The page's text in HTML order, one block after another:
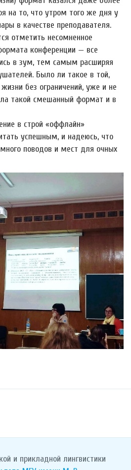
на то, что утром того же дня у
в качестве преподавателя.
отметить несомненное
конференции — все
в зум, тем самым расширяя
Было ли такое в той,
без ограничений, уже и не
такой смешанный формат и в
в строй «оффлайн»
успешным, и надеюсь, что
поводов и мест для очных
и прикладной лингвистики